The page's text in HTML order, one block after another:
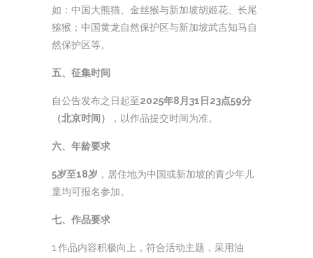
如：中国大熊猫、金丝猴与新加坡胡姬花、长尾
猕猴；中国黄龙自然保护区与新加坡武吉知马自
然保护区等。
五、征集时间
自公告发布之日起至2025年8月31日23点59分
（北京时间）
，以作品提交时间为准。
六、年龄要求
5岁至18岁 ，居住地为中国或新加坡的青少年儿
童均可报名参加。
七、作品要求
1.作品内容积极向上，符合活动主题，采用油